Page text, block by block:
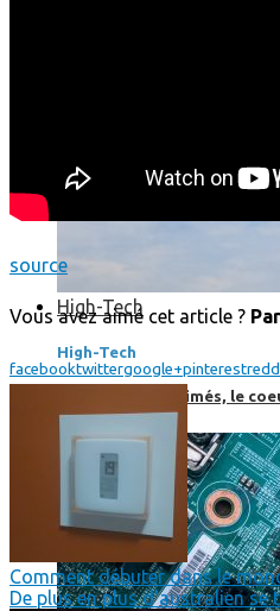
High-Tech
High-Tech
Les circuits imprimés, le
source
Vous avez aimé cet article ?
facebooktwittergoogle+pinterest
Comment débuter dans le
De plus en plus d'australien se